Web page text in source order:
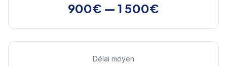
900€ — 1 500€
Délai moyen